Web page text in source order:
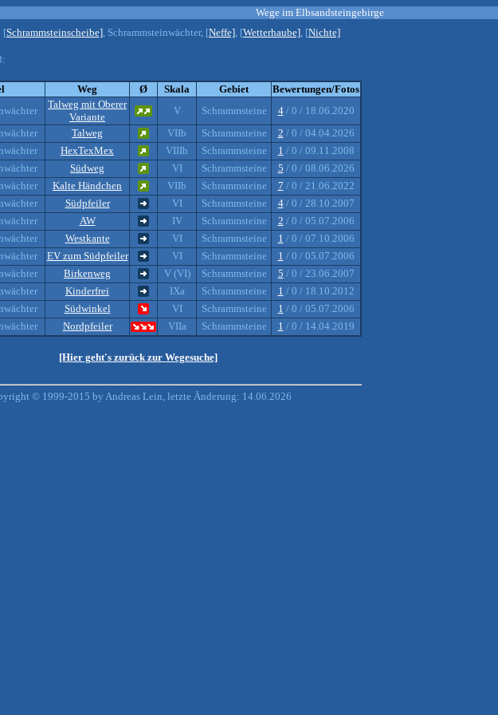
Wege im Elbsandsteingebirge
[Schrammsteinscheibe], Schrammsteinwächter, [Neffe], [Wetterhaube], [Nichte]
Weg Ø Skala Gebiet
Bewertungen/Fotos
Talweg mit Oberer
Variante
V Schrammsteine 4/ 0 / 18.06.2020
Talweg VIIb Schrammsteine 2 / 0 / 04.04.2026
HexTexMex VIIIb Schrammsteine 1 / 0 / 09.11.2008
Südweg VI Schrammsteine 5 / 0 / 08.06.2026
Kalte Händchen VIIb Schrammsteine 7 / 0 / 21.06.2022
Südpfeiler VI Schrammsteine 4/ 0 / 28.10.2007
AW IV Schrammsteine 2 / 0 / 05.07.2006
Westkante VI Schrammsteine 1 / 0 / 07.10.2006
EV zum Südpfeiler VI Schrammsteine 1 / 0 / 05.07.2006
Birkenweg V (VI) Schrammsteine 5 / 0 / 23.06.2007
Kinderfrei IXa Schrammsteine 1 / 0 / 18.10.2012
Südwinkel VI Schrammsteine 1 / 0 / 05.07.2006
Nordpfeiler VIIa Schrammsteine 1 / 0 / 14.04.2019
[Hier geht's zurück zur Wegesuche]
© 1999-2015 by Andreas Lein, letzte Änderung: 14.06.2026